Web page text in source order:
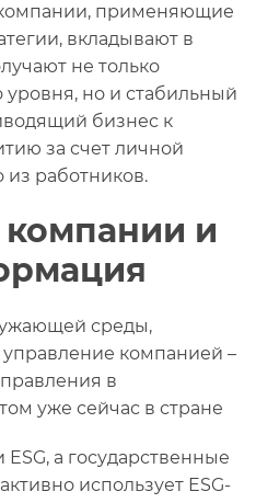
применяющие
вкладывают в
не только
уровня, но и стабильный
бизнес к
за счет личной
из работников.
и
среды,
компанией –
в
уже сейчас в стране
а государственные
использует ESG-